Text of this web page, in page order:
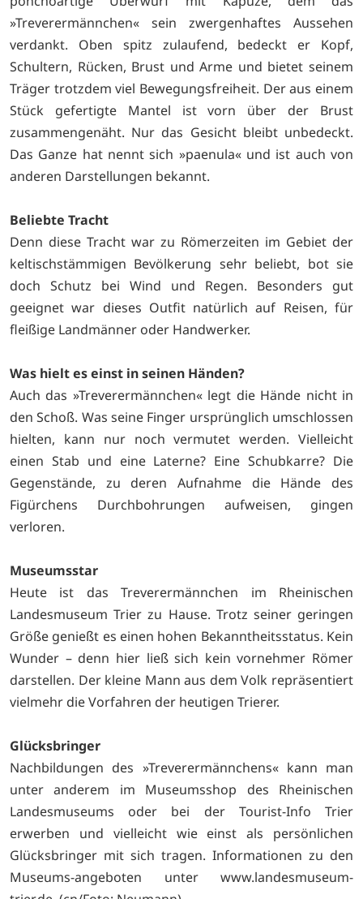
»Treverermännchen« sein zwergenhaftes Aussehen
verdankt. Oben spitz zulaufend, bedeckt er Kopf,
Schultern, Rücken, Brust und Arme und bietet seinem
Träger trotzdem viel Bewegungsfreiheit. Der aus einem
Stück gefertigte Mantel ist vorn über der Brust
zusammengenäht. Nur das Gesicht bleibt unbedeckt.
Das Ganze hat nennt sich »paenula« und ist auch von
anderen Darstellungen bekannt.
Beliebte Tracht
Denn diese Tracht war zu Römerzeiten im Gebiet der
keltischstämmigen Bevölkerung sehr beliebt, bot sie
doch Schutz bei Wind und Regen. Besonders gut
geeignet war dieses Outfit natürlich auf Reisen, für
fleißige Landmänner oder Handwerker.
Was hielt es einst in seinen Händen?
Auch das »Treverermännchen« legt die Hände nicht in
den Schoß. Was seine Finger ursprünglich umschlossen
hielten, kann nur noch vermutet werden. Vielleicht
einen Stab und eine Laterne? Eine Schubkarre? Die
Gegenstände, zu deren Aufnahme die Hände des
Figürchens Durchbohrungen aufweisen, gingen
verloren.
Museumsstar
Heute ist das Treverermännchen im Rheinischen
Landesmuseum Trier zu Hause. Trotz seiner geringen
Größe genießt es einen hohen Bekanntheitsstatus. Kein
Wunder – denn hier ließ sich kein vornehmer Römer
darstellen. Der kleine Mann aus dem Volk repräsentiert
vielmehr die Vorfahren der heutigen Trierer.
Glücksbringer
Nachbildungen des »Treverermännchens« kann man
unter anderem im Museumsshop des Rheinischen
Landesmuseums oder bei der Tourist-Info Trier
erwerben und vielleicht wie einst als persönlichen
Glücksbringer mit sich tragen. Informationen zu den
Museums-angeboten unter www.landesmuseum-